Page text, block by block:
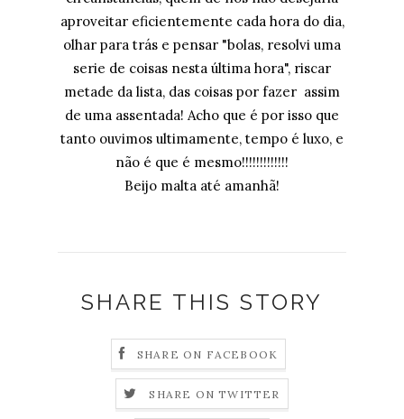
aproveitar eficientemente cada hora do dia,
olhar para trás e pensar "bolas, resolvi uma
serie de coisas nesta última hora", riscar
metade da lista, das coisas por fazer assim
de uma assentada! Acho que é por isso que
tanto ouvimos ultimamente, tempo é luxo, e
não é que é mesmo!!!!!!!!!!!!!
Beijo malta até amanhã!
SHARE THIS STORY
SHARE ON FACEBOOK
SHARE ON TWITTER